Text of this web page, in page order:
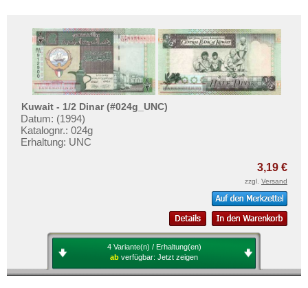
Kuwait - 1/2 Dinar (#024g_UNC)
Datum: (1994)
Katalognr.: 024g
Erhaltung: UNC
3,19 €
zzgl. Versand
4 Variante(n) / Erhaltung(en)
ab verfügbar: Jetzt zeigen